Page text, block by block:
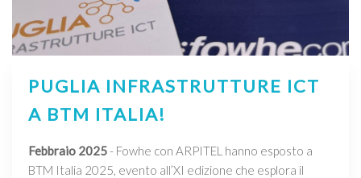
PUGLIA INFRASTRUTTURE ICT
A BTM ITALIA!
Febbraio 2025- Fowhe con ARPITEL hanno esposto a
BTM Italia 2025, evento all’XI edizione che esplora il